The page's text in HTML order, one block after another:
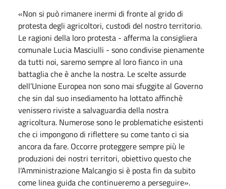
«Non si può rimanere inermi di fronte al grido di
protesta degli agricoltori, custodi del nostro territorio.
Le ragioni della loro protesta - afferma la consigliera
comunale Lucia Masciulli - sono condivise pienamente
da tutti noi, saremo sempre al loro fianco in una
battaglia che è anche la nostra. Le scelte assurde
dell’Unione Europea non sono mai sfuggite al Governo
che sin dal suo insediamento ha lottato affinchè
venissero riviste a salvaguardia della nostra
agricoltura. Numerose sono le problematiche esistenti
che ci impongono di riflettere su come tanto ci sia
ancora da fare. Occorre proteggere sempre più le
produzioni dei nostri territori, obiettivo questo che
l’Amministrazione Malcangio si è posta fin da subito
come linea guida che continueremo a perseguire».